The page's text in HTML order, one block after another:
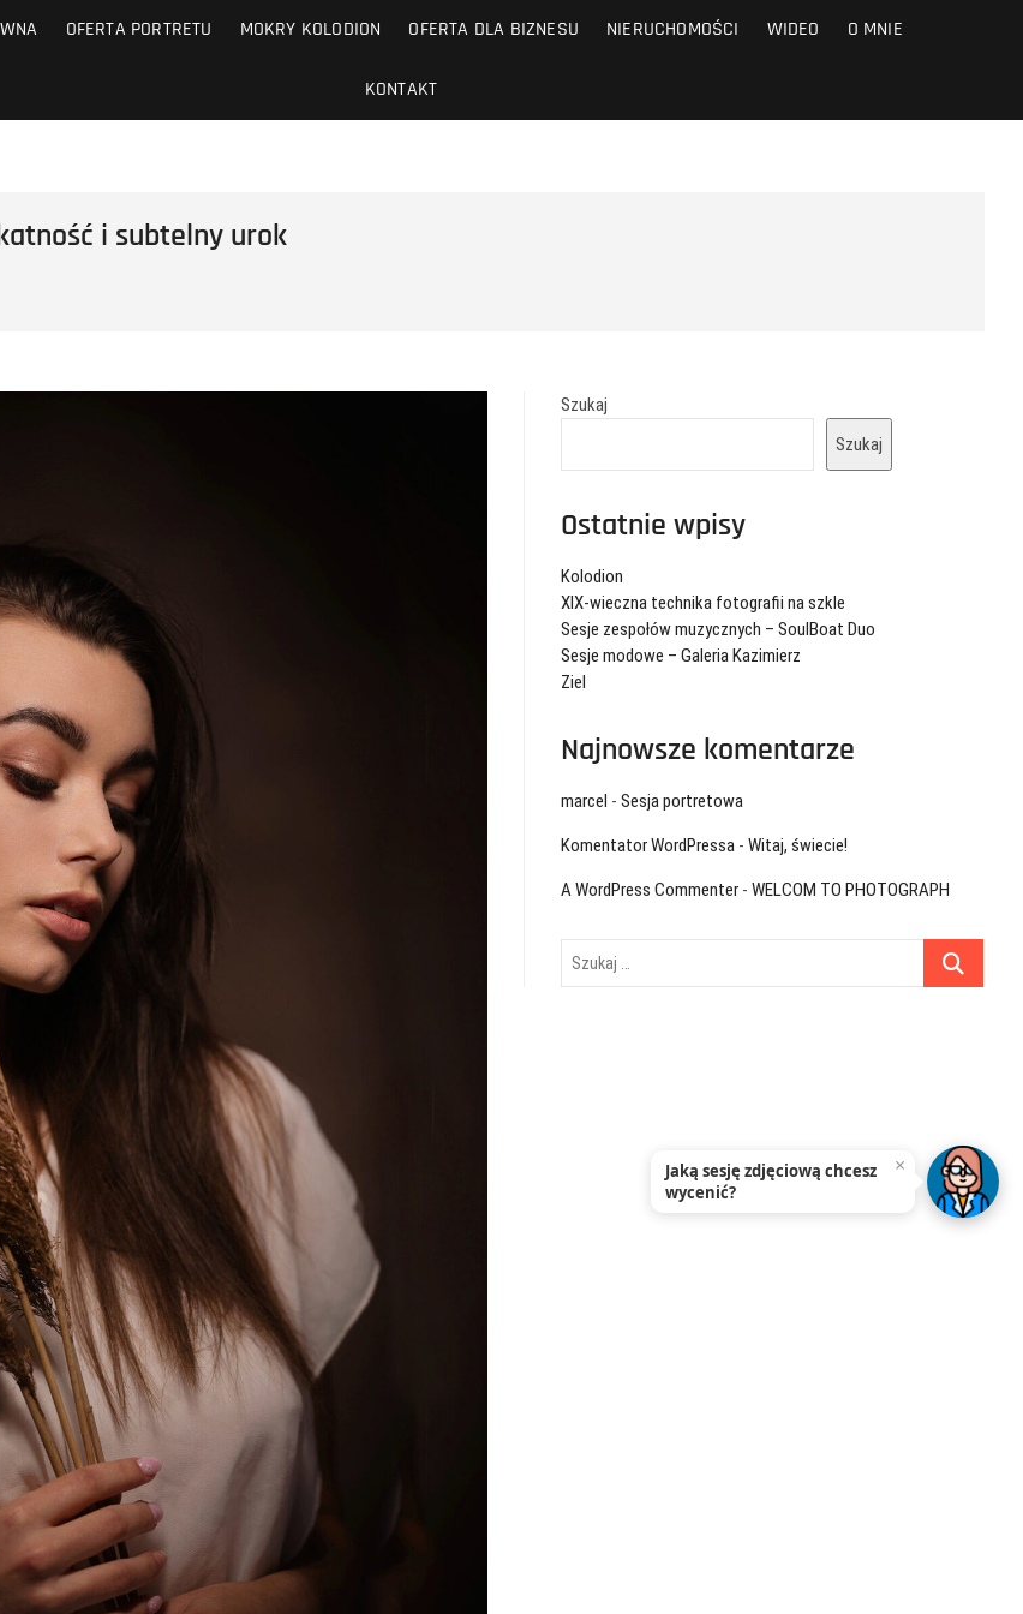
OFERTA PORTRETU MOKRY KOLODION OFERTA DLA BIZNESU NIERUCHOMOŚCI WIDEO O MNIE
KONTAKT
i subtelny urok
Szukaj
Szukaj
Ostatnie wpisy
Kolodion
XIX-wieczna technika fotografii na szkle
Sesje zespołów muzycznych – SoulBoat Duo
Sesje modowe – Galeria Kazimierz
Ziel
Najnowsze komentarze
marcel - Sesja portretowa
Komentator WordPressa - Witaj, świecie!
A WordPress Commenter - WELCOM TO PHOTOGRAPH
Szukaj
Jaką sesję zdjęciową chcesz
wycenić?
×